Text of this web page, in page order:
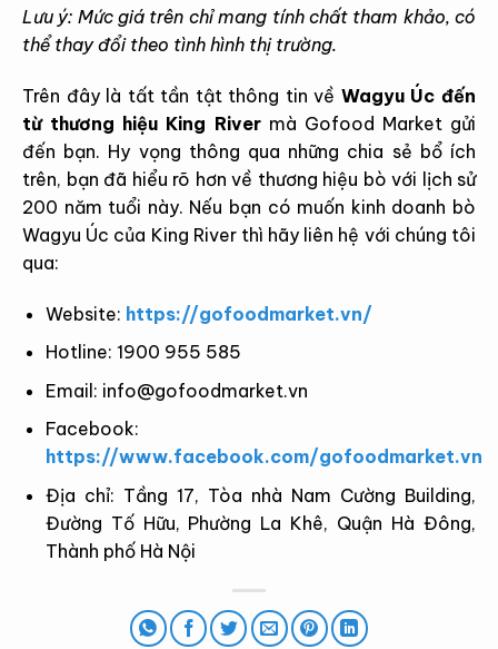
Lưu ý: Mức giá trên chỉ mang tính chất tham khảo, có
thể thay đổi theo tình hình thị trường.
Trên đây là tất tần tật thông tin về Wagyu Úc đến
từ thương hiệu King River mà Gofood Market gửi
đến bạn. Hy vọng thông qua những chia sẻ bổ ích
trên, bạn đã hiểu rõ hơn về thương hiệu bò với lịch sử
200 năm tuổi này. Nếu bạn có muốn kinh doanh bò
Wagyu Úc của King River thì hãy liên hệ với chúng tôi
qua:
Website: https://gofoodmarket.vn/
Hotline: 1900 955 585
Email: info@gofoodmarket.vn
Facebook:
https://www.facebook.com/gofoodmarket.vn
Địa chỉ: Tầng 17, Tòa nhà Nam Cường Building,
Đường Tố Hữu, Phường La Khê, Quận Hà Đông,
Thành phố Hà Nội